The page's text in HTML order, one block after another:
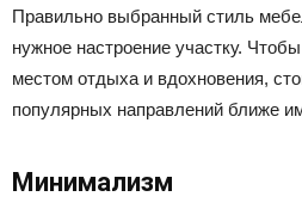
Правильно выбранный стиль
нужное настроение участку.
местом отдыха и вдохновения,
популярных направлений ближе
Минимализм